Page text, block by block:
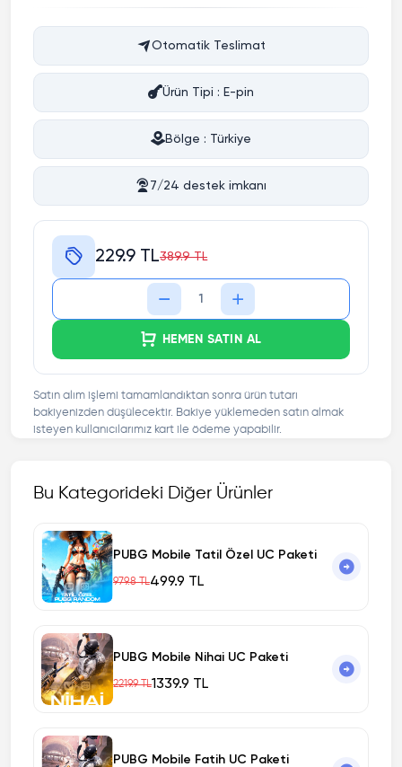
Otomatik Teslimat
Ürün Tipi : E-pin
Bölge : Türkiye
7/24 destek imkanı
229.9 TL389.9 TL
HEMEN SATIN AL
Satın alım işlemi tamamlandıktan sonra ürün tutarı
bakiyenizden düşülecektir. Bakiye yüklemeden satın almak
isteyen kullanıcılarımız kart ile ödeme yapabilir.
Bu Kategorideki Diğer Ürünler
PUBG Mobile Tatil Özel UC Paketi
979.8 TL499.9 TL
PUBG Mobile Nihai UC Paketi
2219.9 TL1339.9 TL
PUBG Mobile Fatih UC Paketi